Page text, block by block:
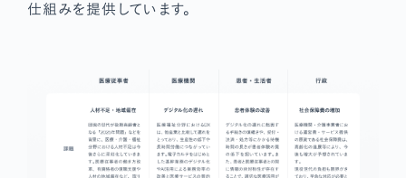
仕組みを提供しています。